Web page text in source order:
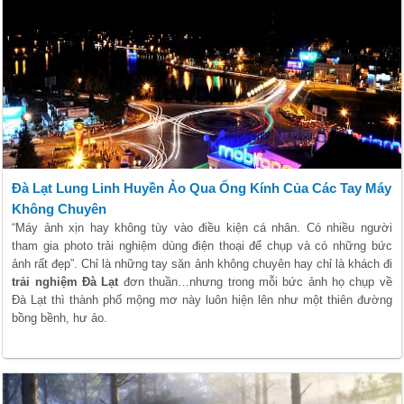
Đà Lạt Lung Linh Huyền Ảo Qua Ống Kính Của Các Tay Máy
Không Chuyên
“Máy ảnh xịn hay không tùy vào điều kiện cá nhân. Có nhiều người
tham gia photo trải nghiệm dùng điện thoại để chụp và có những bức
ảnh rất đẹp”. Chỉ là những tay săn ảnh không chuyên hay chỉ là khách đi
trải nghiệm Đà Lạtđơn thuần…nhưng trong mỗi bức ảnh họ chụp về
Đà Lạt thì thành phố mộng mơ này luôn hiện lên như một thiên đường
bồng bềnh, hư ảo.